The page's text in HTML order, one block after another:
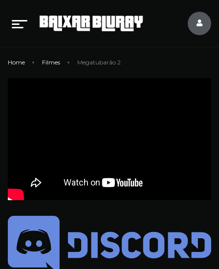
Home Filmes Megatubarão 2